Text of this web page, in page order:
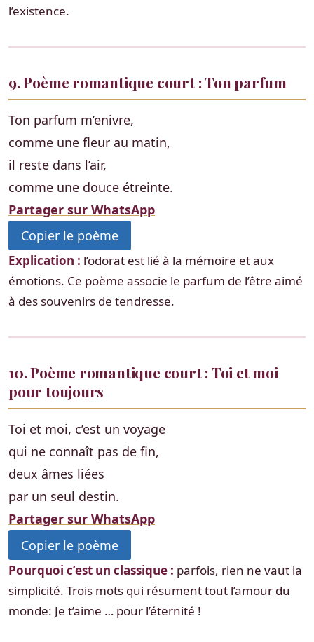
l’existence.
9. Poème romantique court : Ton parfum
Ton parfum m’enivre,
comme une fleur au matin,
il reste dans l’air,
comme une douce étreinte.
Partager sur WhatsApp
Copier le poème
Explication : l’odorat est lié à la mémoire et aux
émotions. Ce poème associe le parfum de l’être aimé
à des souvenirs de tendresse.
10. Poème romantique court : Toi et moi
pour toujours
Toi et moi, c’est un voyage
qui ne connaît pas de fin,
deux âmes liées
par un seul destin.
Partager sur WhatsApp
Copier le poème
Pourquoi c’est un classique : parfois, rien ne vaut la
simplicité. Trois mots qui résument tout l’amour du
monde: Je t’aime … pour l’éternité !